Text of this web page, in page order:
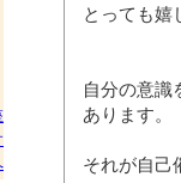
とっても嬉
自分の意識
あります。
それが自己